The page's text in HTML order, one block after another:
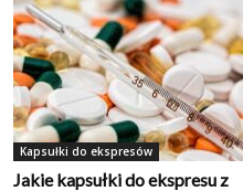
Kapsułki do ekspresów
Jakie kapsułki do ekspresu z